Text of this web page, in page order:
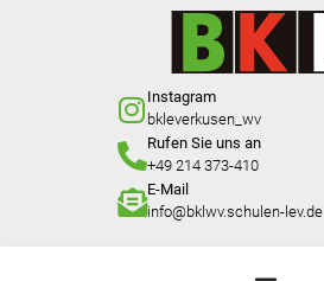
Instagram
bkleverkusen_wv
Rufen Sie uns an
+49 214 373-410
E-Mail
info@bklwv.schulen-lev.de